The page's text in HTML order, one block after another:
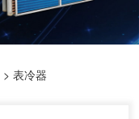
> 表冷器